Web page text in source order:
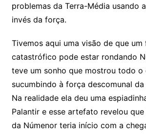
problemas da Terra-Média usando
invés da força.
Tivemos aqui uma visão de que um
catastrófico pode estar rondando
teve um sonho que mostrou todo o
sucumbindo à força descomunal da
Na realidade ela deu uma
Palantir e esse artefato revelou
da Númenor teria início com a